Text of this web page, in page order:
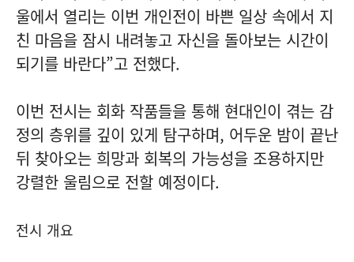
울에서 열리는 이번 개인전이 바쁜 일상 속에서 지
친 마음을 잠시 내려놓고 자신을 돌아보는 시간이
되기를 바란다”고 전했다.
이번 전시는 회화 작품들을 통해 현대인이 겪는 감
정의 층위를 깊이 있게 탐구하며, 어두운 밤이 끝난
뒤 찾아오는 희망과 회복의 가능성을 조용하지만
강렬한 울림으로 전할 예정이다.
전시 개요